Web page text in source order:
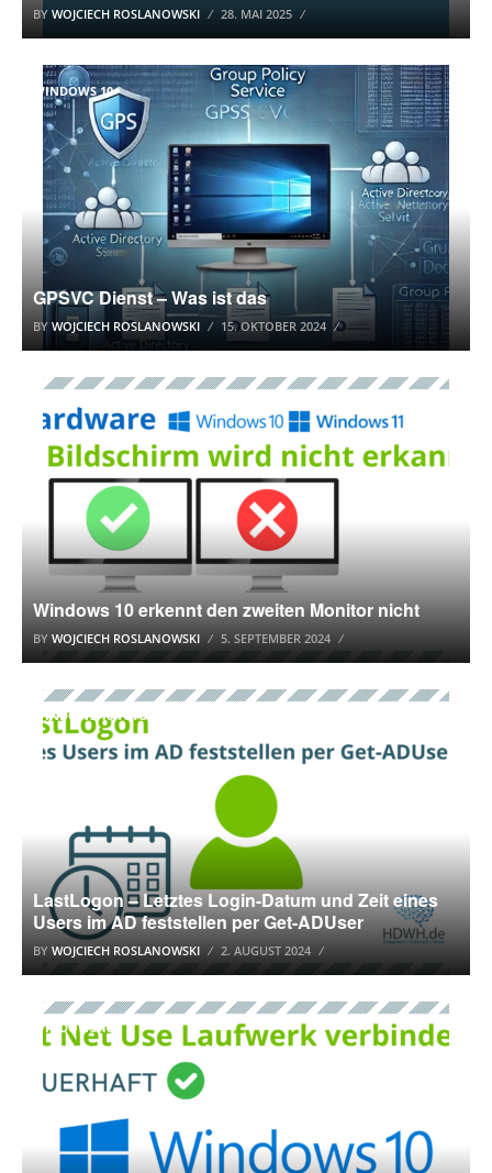
BY WOJCIECH ROSLANOWSKI 28. MAI 2025
WINDOWS 10
GPSVC Dienst – Was ist das
BY WOJCIECH ROSLANOWSKI 15. OKTOBER 2024
WINDOWS 10 TUTORIAL
Windows 10 erkennt den zweiten Monitor nicht
BY WOJCIECH ROSLANOWSKI 5. SEPTEMBER 2024
WINDOWS 10 TUTORIAL
LastLogon – Letztes Login-Datum und Zeit eines
Users im AD feststellen per Get-ADUser
BY WOJCIECH ROSLANOWSKI 2. AUGUST 2024
WINDOWS 10